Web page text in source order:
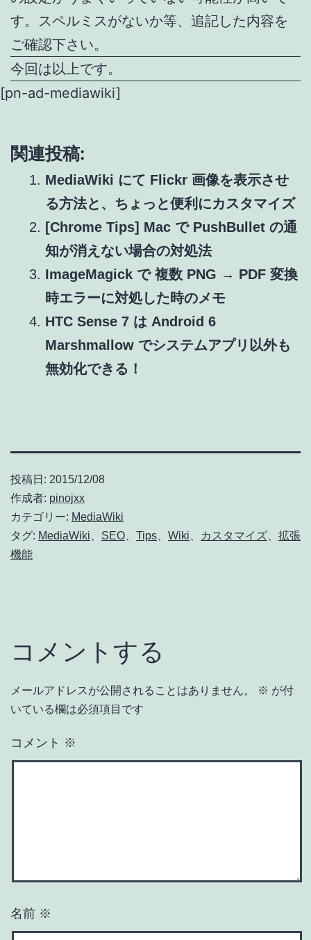
す。スペルミスがないか等、追記した内容を
ご確認下さい。
今回は以上です。
[pn-ad-mediawiki]
関連投稿:
MediaWiki にて Flickr 画像を表示させ
る方法と、ちょっと便利にカスタマイズ
[Chrome Tips] Mac で PushBullet の通
知が消えない場合の対処法
ImageMagick で 複数 PNG → PDF 変換
時エラーに対処した時のメモ
HTC Sense 7 は Android 6
Marshmallow でシステムアプリ以外も
無効化できる！
投稿日: 2015/12/08
作成者: pinojxx
カテゴリー: MediaWiki
タグ: MediaWiki SEO Tips Wiki カスタマイズ
拡張
機能
コメントする
メールアドレスが公開されることはありません。 ※ が付
いている欄は必須項目です
コメント ※
名前 ※